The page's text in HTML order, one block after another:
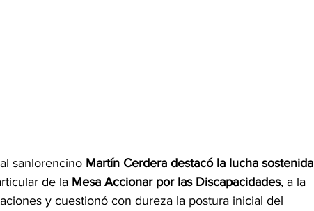
sanlorencino Martín Cerdera destacó la lucha sostenida
de la Mesa Accionar por las Discapacidades, a la
y cuestionó con dureza la postura inicial del